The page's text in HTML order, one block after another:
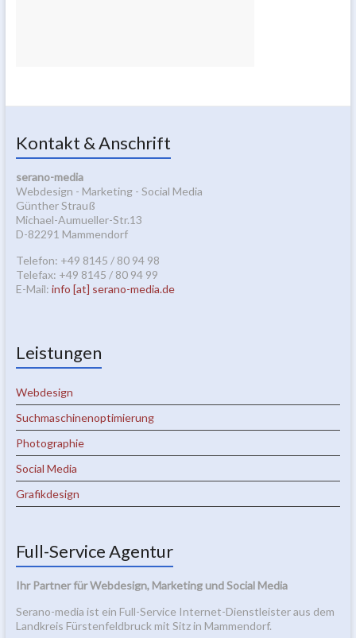
Kontakt & Anschrift
serano-media
Webdesign - Marketing - Social Media
Günther Strauß
Michael-Aumueller-Str.13
D-82291 Mammendorf
Telefon: +49 8145 / 80 94 98
Telefax: +49 8145 / 80 94 99
E-Mail: info [at] serano-media.de
Leistungen
Webdesign
Suchmaschinenoptimierung
Photographie
Social Media
Grafikdesign
Full-Service Agentur
Ihr Partner für Webdesign, Marketing und Social Media
Serano-media ist ein Full-Service Internet-Dienstleister aus dem
Landkreis Fürstenfeldbruck mit Sitz in Mammendorf.